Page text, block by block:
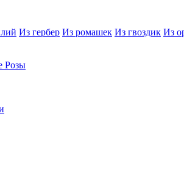
Из гербер Из ромашек Из гвоздик Из
Розы